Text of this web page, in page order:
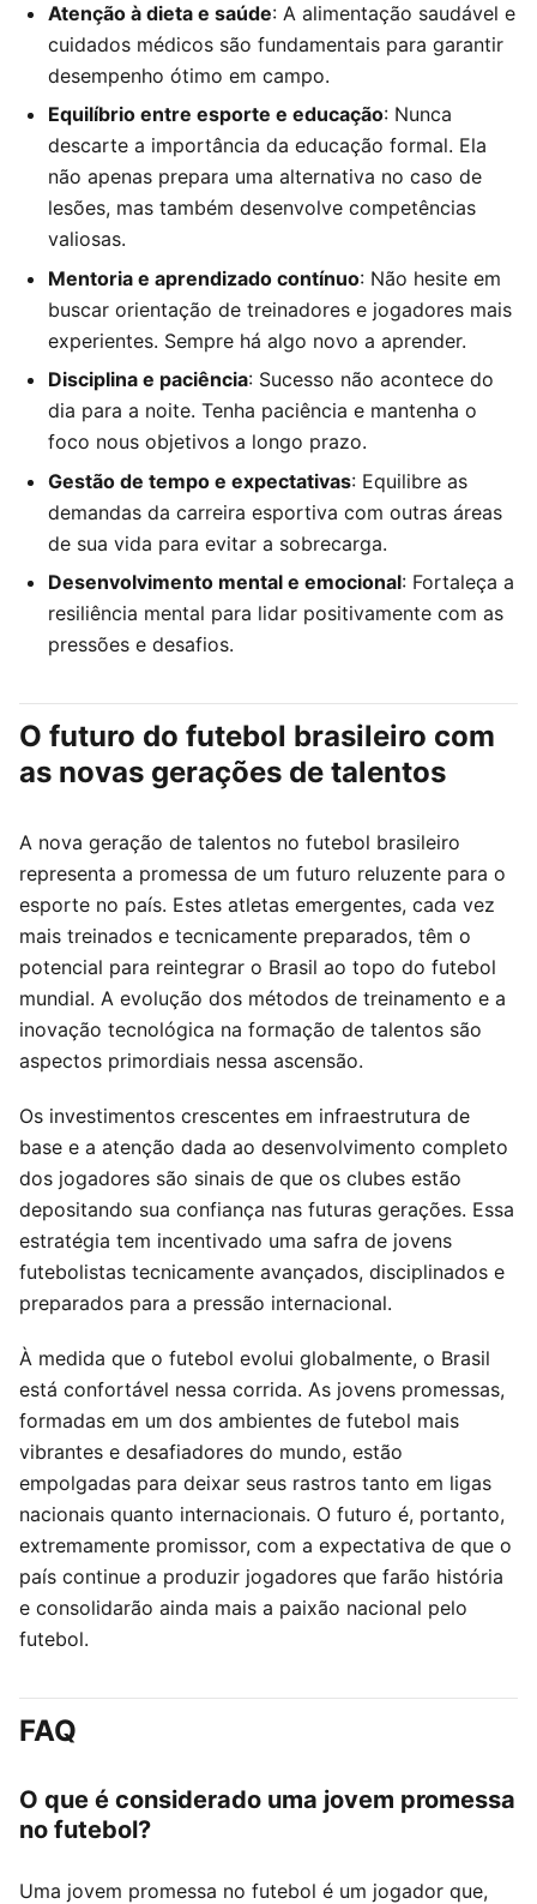
Atenção à dieta e saúde: A alimentação saudável e
cuidados médicos são fundamentais para garantir
desempenho ótimo em campo.
Equilíbrio entre esporte e educação: Nunca
descarte a importância da educação formal. Ela
não apenas prepara uma alternativa no caso de
lesões, mas também desenvolve competências
valiosas.
Mentoria e aprendizado contínuo: Não hesite em
buscar orientação de treinadores e jogadores mais
experientes. Sempre há algo novo a aprender.
Disciplina e paciência: Sucesso não acontece do
dia para a noite. Tenha paciência e mantenha o
foco nous objetivos a longo prazo.
Gestão de tempo e expectativas: Equilibre as
demandas da carreira esportiva com outras áreas
de sua vida para evitar a sobrecarga.
Desenvolvimento mental e emocional: Fortaleça a
resiliência mental para lidar positivamente com as
pressões e desafios.
O futuro do futebol brasileiro com
as novas gerações de talentos
A nova geração de talentos no futebol brasileiro
representa a promessa de um futuro reluzente para o
esporte no país. Estes atletas emergentes, cada vez
mais treinados e tecnicamente preparados, têm o
potencial para reintegrar o Brasil ao topo do futebol
mundial. A evolução dos métodos de treinamento e a
inovação tecnológica na formação de talentos são
aspectos primordiais nessa ascensão.
Os investimentos crescentes em infraestrutura de
base e a atenção dada ao desenvolvimento completo
dos jogadores são sinais de que os clubes estão
depositando sua confiança nas futuras gerações. Essa
estratégia tem incentivado uma safra de jovens
futebolistas tecnicamente avançados, disciplinados e
preparados para a pressão internacional.
À medida que o futebol evolui globalmente, o Brasil
está confortável nessa corrida. As jovens promessas,
formadas em um dos ambientes de futebol mais
vibrantes e desafiadores do mundo, estão
empolgadas para deixar seus rastros tanto em ligas
nacionais quanto internacionais. O futuro é, portanto,
extremamente promissor, com a expectativa de que o
país continue a produzir jogadores que farão história
e consolidarão ainda mais a paixão nacional pelo
futebol.
FAQ
O que é considerado uma jovem promessa
no futebol?
Uma jovem promessa no futebol é um jogador que,